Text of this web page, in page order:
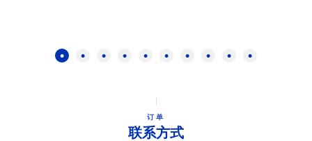
订单
联系方式